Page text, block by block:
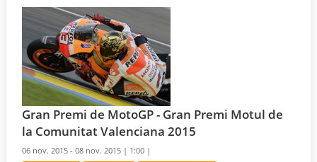
Gran Premi de MotoGP - Gran Premi Motul de
la Comunitat Valenciana 2015
06 nov. 2015 - 08 nov. 2015 | 1:00 |